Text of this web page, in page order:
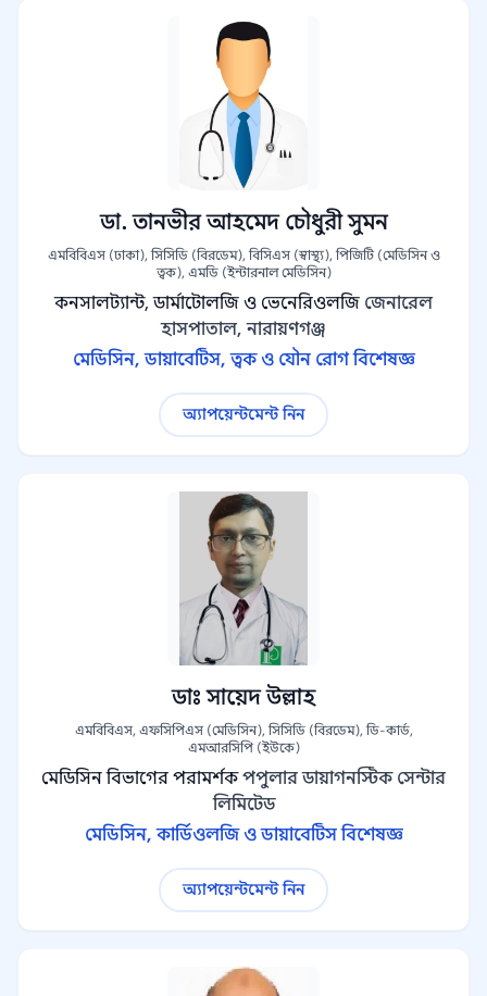
ডা. তানভীর আহমেদ চৌধুরী সুমন
এমবিবিএস (ঢাকা), সিসিডি (বিরডেম), বিসিএস (স্বাস্থ্য), পিজিটি (মেডিসিন ও
ত্বক), এমডি (ইন্টারনাল মেডিসিন)
কনসালট্যান্ট, ডার্মাটোলজি ও ভেনেরিওলজি জেনারেল
হাসপাতাল, নারায়ণগঞ্জ
মেডিসিন, ডায়াবেটিস, ত্বক ও যৌন রোগ বিশেষজ্ঞ
অ্যাপয়েন্টমেন্ট নিন
ডাঃ সায়েদ উল্লাহ
এমবিবিএস, এফসিপিএস (মেডিসিন), সিসিডি (বিরডেম), ডি-কার্ড,
এমআরসিপি (ইউকে)
মেডিসিন বিভাগের পরামর্শক পপুলার ডায়াগনস্টিক সেন্টার
লিমিটেড
মেডিসিন, কার্ডিওলজি ও ডায়াবেটিস বিশেষজ্ঞ
অ্যাপয়েন্টমেন্ট নিন